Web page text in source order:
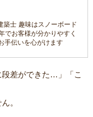
築士 趣味はスノーボード
でお客様が分かりやすく
手伝いを心がけます
段差ができた…」「こ
。